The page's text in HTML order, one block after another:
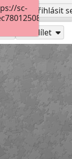
účet Přihlásit
Sdílet
sc-